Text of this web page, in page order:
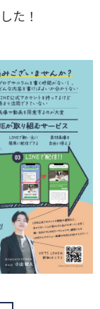
た！